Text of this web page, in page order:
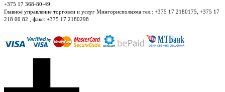
+375 17 368-80-49
Главное управление торговли и услуг Мингорисполкома тел.: +375 17 2180175, +375 17
218 00 82 , факс: +375 17 2180298